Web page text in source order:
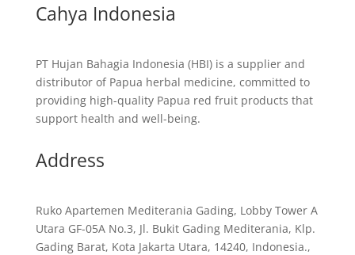
Cahya Indonesia
PT Hujan Bahagia Indonesia (HBI) is a supplier and
distributor of Papua herbal medicine, committed to
providing high-quality Papua red fruit products that
support health and well-being.
Address
Ruko Apartemen Mediterania Gading, Lobby Tower A
Utara GF-05A No.3, Jl. Bukit Gading Mediterania, Klp.
Gading Barat, Kota Jakarta Utara, 14240, Indonesia.,